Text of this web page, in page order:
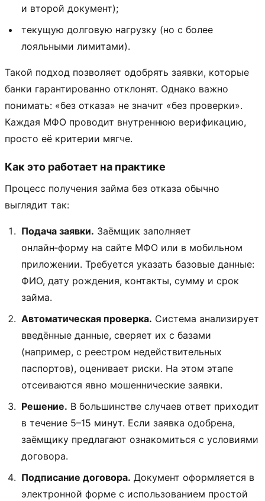
и второй документ);
текущую долговую нагрузку (но с более
лояльными лимитами).
Такой подход позволяет одобрять заявки, которые
банки гарантированно отклонят. Однако важно
понимать: «без отказа» не значит «без проверки».
Каждая МФО проводит внутреннюю верификацию,
просто её критерии мягче.
Как это работает на практике
Процесс получения займа без отказа обычно
выглядит так:
Подача заявки. Заёмщик заполняет
онлайн‑форму на сайте МФО или в мобильном
приложении. Требуется указать базовые данные:
ФИО, дату рождения, контакты, сумму и срок
займа.
Автоматическая проверка. Система анализирует
введённые данные, сверяет их с базами
(например, с реестром недействительных
паспортов), оценивает риски. На этом этапе
отсеиваются явно мошеннические заявки.
Решение. В большинстве случаев ответ приходит
в течение 5–15 минут. Если заявка одобрена,
заёмщику предлагают ознакомиться с условиями
договора.
Подписание договора. Документ оформляется в
электронной форме с использованием простой